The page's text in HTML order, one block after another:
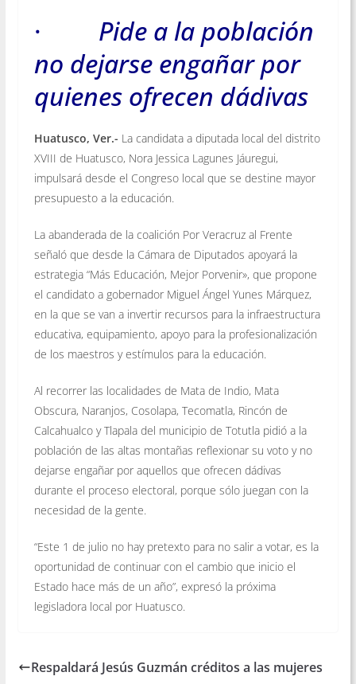
· Pide a la población
no dejarse engañar por
quienes ofrecen dádivas
Huatusco, Ver.- La candidata a diputada local del distrito
XVIII de Huatusco, Nora Jessica Lagunes Jáuregui,
impulsará desde el Congreso local que se destine mayor
presupuesto a la educación.
La abanderada de la coalición Por Veracruz al Frente
señaló que desde la Cámara de Diputados apoyará la
estrategia “Más Educación, Mejor Porvenir», que propone
el candidato a gobernador Miguel Ángel Yunes Márquez,
en la que se van a invertir recursos para la infraestructura
educativa, equipamiento, apoyo para la profesionalización
de los maestros y estímulos para la educación.
Al recorrer las localidades de Mata de Indio, Mata
Obscura, Naranjos, Cosolapa, Tecomatla, Rincón de
Calcahualco y Tlapala del municipio de Totutla pidió a la
población de las altas montañas reflexionar su voto y no
dejarse engañar por aquellos que ofrecen dádivas
durante el proceso electoral, porque sólo juegan con la
necesidad de la gente.
“Este 1 de julio no hay pretexto para no salir a votar, es la
oportunidad de continuar con el cambio que inicio el
Estado hace más de un año”, expresó la próxima
legisladora local por Huatusco.
Respaldará Jesús Guzmán créditos a las mujeres